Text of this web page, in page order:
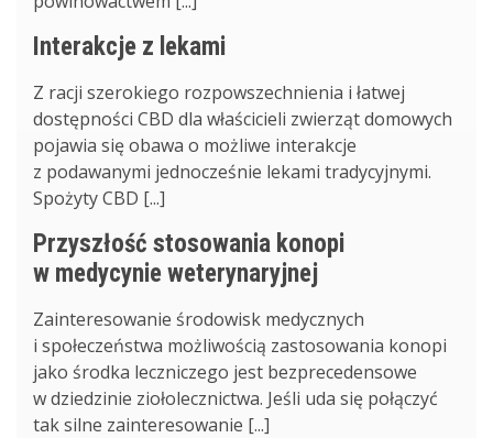
Interakcje z lekami
Z racji szerokiego rozpowszechnienia i łatwej
dostępności CBD dla właścicieli zwierząt domowych
pojawia się obawa o możliwe interakcje
z podawanymi jednocześnie lekami tradycyjnymi.
Spożyty CBD [...]
Przyszłość stosowania konopi
w medycynie weterynaryjnej
Zainteresowanie środowisk medycznych
i społeczeństwa możliwością zastosowania konopi
jako środka leczniczego jest bezprecedensowe
w dziedzinie ziołolecznictwa. Jeśli uda się połączyć
tak silne zainteresowanie [...]